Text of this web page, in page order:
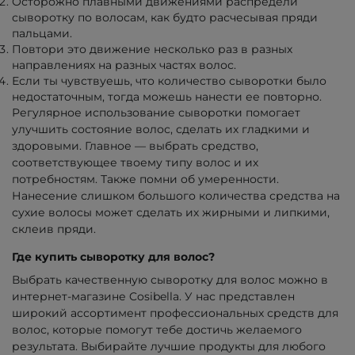
сыворотку по волосам, как будто расчесывая пряди
пальцами.
Повтори это движение несколько раз в разных
направлениях на разных частях волос.
Если ты чувствуешь, что количество сыворотки было
недостаточным, тогда можешь нанести ее повторно.
Регулярное использование сыворотки помогает
улучшить состояние волос, сделать их гладкими и
здоровыми. Главное — выбрать средство,
соответствующее твоему типу волос и их
потребностям. Также помни об умеренности.
Нанесение слишком большого количества средства на
сухие волосы может сделать их жирными и липкими,
склеив пряди.
Где купить сыворотку для волос?
Выбрать качественную сыворотку для волос можно в
интернет-магазине Cosibella. У нас представлен
широкий ассортимент профессиональных средств для
волос, которые помогут тебе достичь желаемого
результата. Выбирайте лучшие продукты для любого